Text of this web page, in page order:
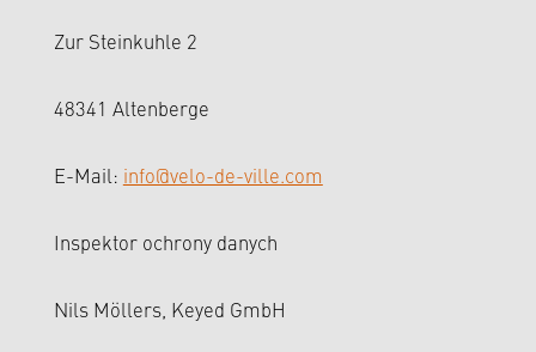
Zur Steinkuhle 2
48341 Altenberge
E-Mail: info@velo-de-ville.com
Inspektor ochrony danych
Nils Möllers, Keyed GmbH